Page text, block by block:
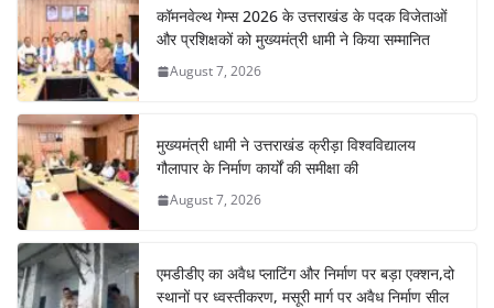
कॉमनवेल्थ गेम्स 2026 के उत्तराखंड के पदक विजेताओं
और प्रशिक्षकों को मुख्यमंत्री धामी ने किया सम्मानित
August 7, 2026
मुख्यमंत्री धामी ने उत्तराखंड क्रीड़ा विश्वविद्यालय
गौलापार के निर्माण कार्यों की समीक्षा की
August 7, 2026
एमडीडीए का अवैध प्लाटिंग और निर्माण पर बड़ा एक्शन,दो
स्थानों पर ध्वस्तीकरण, मसूरी मार्ग पर अवैध निर्माण सील